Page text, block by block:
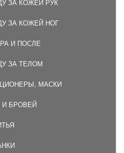
ЗА КОЖЕЙ РУК
ЗА КОЖЕЙ НОГ
И ПОСЛЕ
ЗА ТЕЛОМ
МАСКИ
И БРОВЕЙ